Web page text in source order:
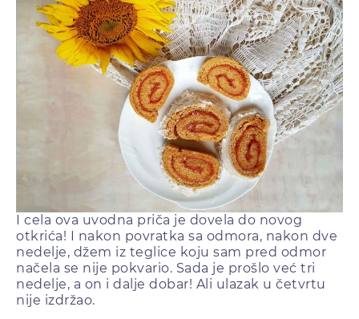
I cela ova uvodna priča je dovela do novog
otkrića! I nakon povratka sa odmora, nakon dve
nedelje, džem iz teglice koju sam pred odmor
načela se nije pokvario. Sada je prošlo već tri
nedelje, a on i dalje dobar! Ali ulazak u četvrtu
nije izdržao.